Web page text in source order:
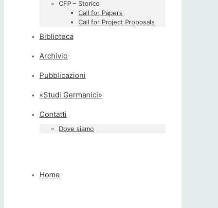
CFP – Storico
Call for Papers
Call for Project Proposals
Biblioteca
Archivio
Pubblicazioni
«Studi Germanici»
Contatti
Dove siamo
Home